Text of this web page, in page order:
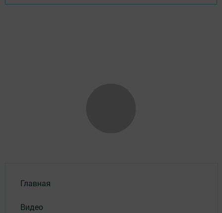
Главная
Видео